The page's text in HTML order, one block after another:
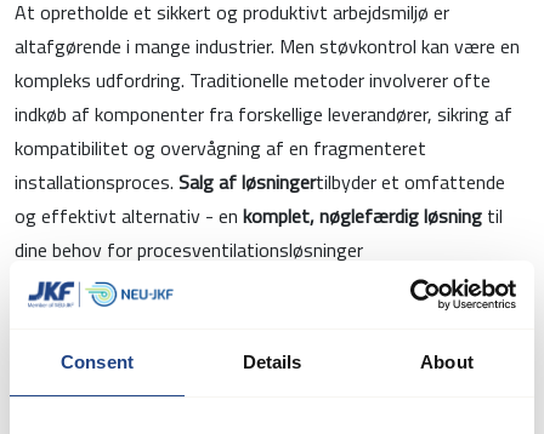
At opretholde et sikkert og produktivt arbejdsmiljø er
altafgørende i mange industrier. Men støvkontrol kan være en
kompleks udfordring. Traditionelle metoder involverer ofte
indkøb af komponenter fra forskellige leverandører, sikring af
kompatibilitet og overvågning af en fragmenteret
installationsproces. Salg af løsningertilbyder et omfattende
og effektivt alternativ - en komplet, nøglefærdig løsning til
dine behov for procesventilationsløsninger
Solution Sales er en service, der er designet til at forenkle og
eneste kontaktpunkt,
hvilket giver en samarbejdsorienteret
og strømlinet tilgang.